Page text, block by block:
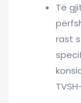
Të
rast